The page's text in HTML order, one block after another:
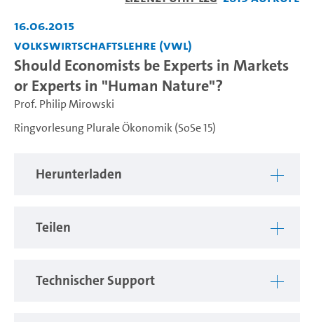
16.06.2015
Volkswirtschaftslehre (VWL)
Should Economists be Experts in Markets
or Experts in "Human Nature"?
Prof. Philip Mirowski
Ringvorlesung Plurale Ökonomik (SoSe 15)
Herunterladen
Teilen
Technischer Support